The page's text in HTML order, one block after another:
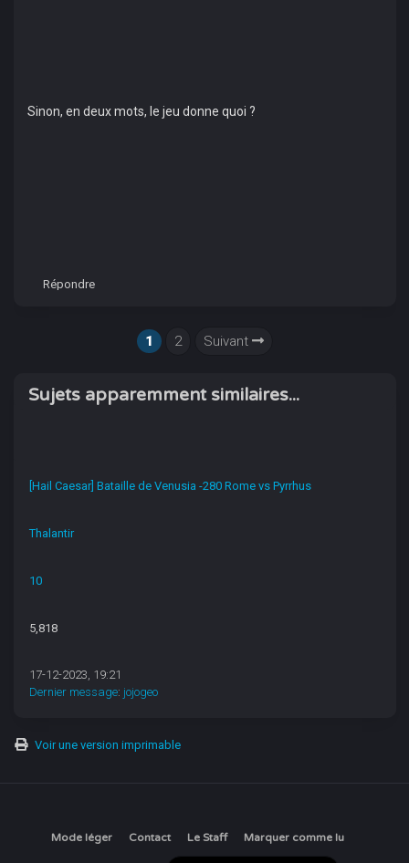
Sinon, en deux mots, le jeu donne quoi ?
Répondre
1 2 Suivant
Sujets apparemment similaires...
[Hail Caesar] Bataille de Venusia -280 Rome vs Pyrrhus
Thalantir
10
5,818
17-12-2023, 19:21
Dernier message: jojogeo
Voir une version imprimable
Mode léger Contact Le Staff Marquer comme lu